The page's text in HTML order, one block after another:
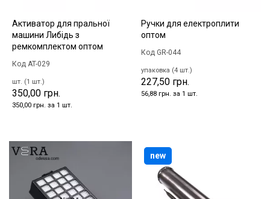
Активатор для пральної
машини Либідь з
ремкомплектом оптом
Код AT-029
шт. (1 шт.)
350,00 грн.
350,00 грн. за 1 шт.
Ручки для електроплити
оптом
Код GR-044
упаковка (4 шт.)
227,50 грн.
56,88 грн. за 1 шт.
new